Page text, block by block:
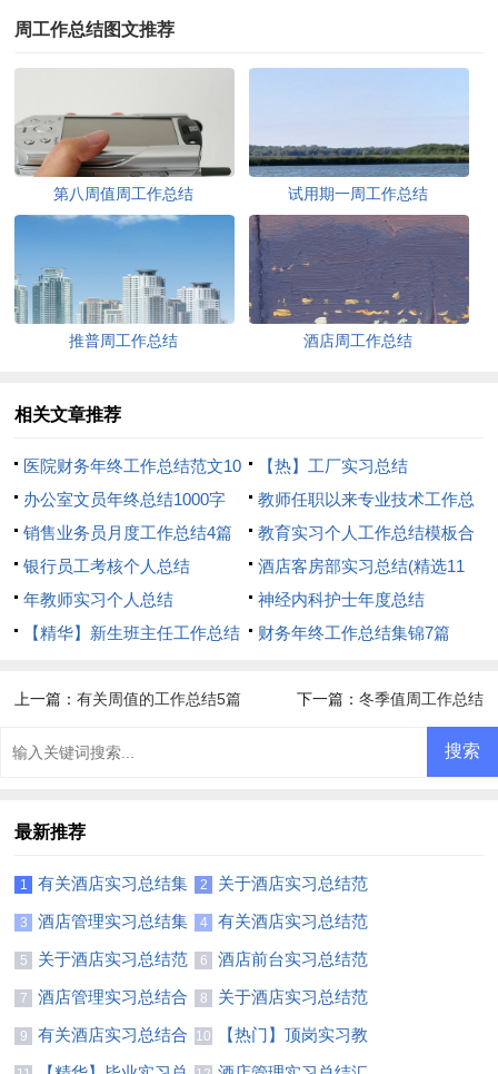
周工作总结图文推荐
第八周值周工作总结 试用期一周工作总结
推普周工作总结 酒店周工作总结
相关文章推荐
医院财务年终工作总结范文10
篇
【热】工厂实习总结
办公室文员年终总结1000字
教师任职以来专业技术工作总
结
销售业务员月度工作总结4篇
教育实习个人工作总结模板合
集6篇
银行员工考核个人总结
酒店客房部实习总结(精选11
篇)
年教师实习个人总结
神经内科护士年度总结
【精华】新生班主任工作总结
财务年终工作总结集锦7篇
上一篇：有关周值的工作总结5篇 下一篇： 冬季值周工作总结
最新推荐
1
有关酒店实习总结集
锦八篇
2
关于酒店实习总结范
文8篇
3
酒店管理实习总结集
合5篇
4
有关酒店实习总结范
文汇总八篇
5
关于酒店实习总结范
文汇总八篇
6
酒店前台实习总结范
文汇编6篇
7
酒店管理实习总结合
集5篇
8
关于酒店实习总结范
文集合十篇
9
有关酒店实习总结合
集6篇
10
【热门】顶岗实习教
师总结模板合集六篇